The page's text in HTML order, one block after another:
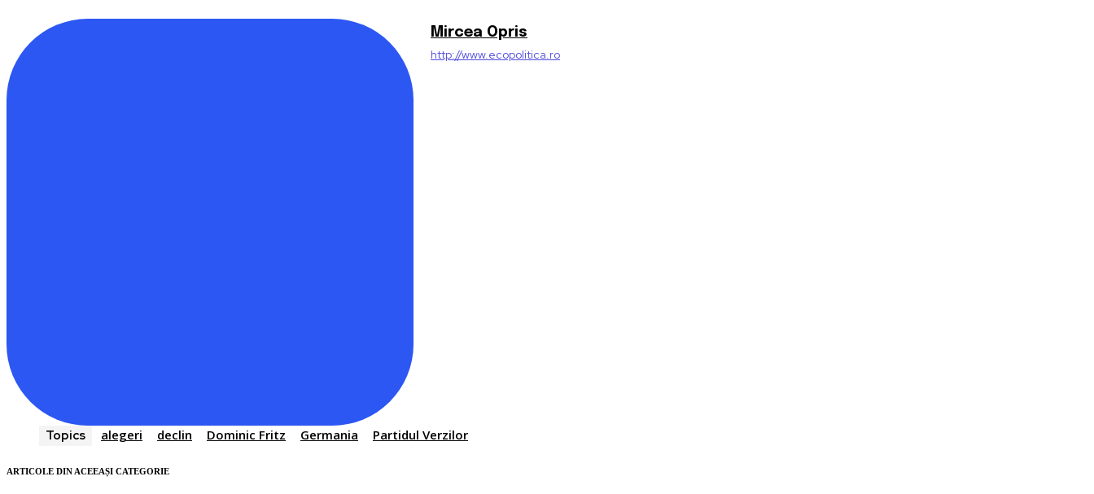
Mircea Opris
http://www.ecopolitica.ro
Topics alegeri declin Dominic Fritz Germania Partidul Verzilor
ARTICOLE DIN ACEEAȘI CATEGORIE